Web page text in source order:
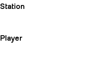
Station
Player